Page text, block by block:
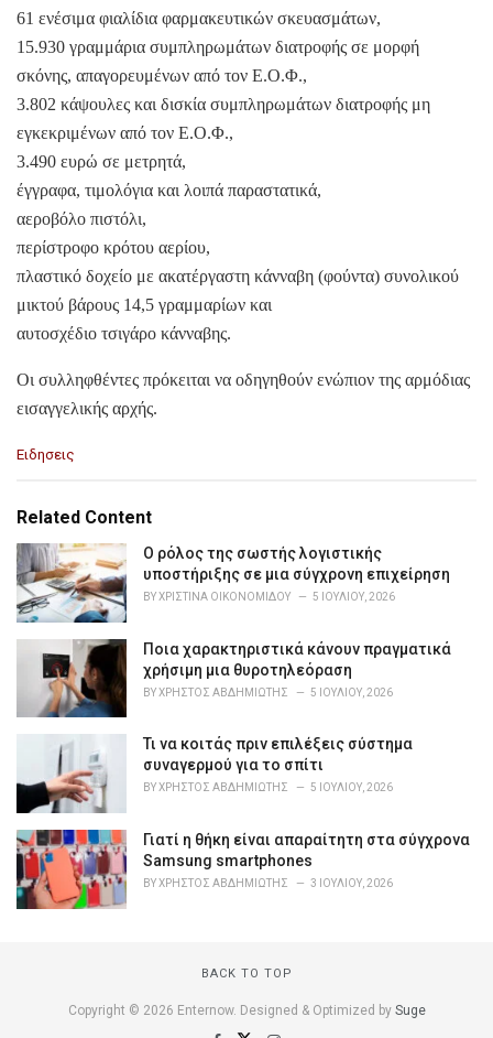
61 ενέσιμα φιαλίδια φαρμακευτικών σκευασμάτων,
15.930 γραμμάρια συμπληρωμάτων διατροφής σε μορφή
σκόνης, απαγορευμένων από τον Ε.Ο.Φ.,
3.802 κάψουλες και δισκία συμπληρωμάτων διατροφής μη
εγκεκριμένων από τον Ε.Ο.Φ.,
3.490 ευρώ σε μετρητά,
έγγραφα, τιμολόγια και λοιπά παραστατικά,
αεροβόλο πιστόλι,
περίστροφο κρότου αερίου,
πλαστικό δοχείο με ακατέργαστη κάνναβη (φούντα) συνολικού
μικτού βάρους 14,5 γραμμαρίων και
αυτοσχέδιο τσιγάρο κάνναβης.
Οι συλληφθέντες πρόκειται να οδηγηθούν ενώπιον της αρμόδιας
εισαγγελικής αρχής.
C
e
o
r
e
Ειδησεις
Related Content
Ο ρόλος της σωστής λογιστικής
υποστήριξης σε μια σύγχρονη επιχείρηση
BYΧΡΙΣΤΊΝΑ ΟΙΚΟΝΟΜΊΔΟΥ 5 ΙΟΥΛΊΟΥ, 2026
Ποια χαρακτηριστικά κάνουν πραγματικά
χρήσιμη μια θυροτηλεόραση
BYΧΡΉΣΤΟΣ ΑΒΔΗΜΙΏΤΗΣ 5 ΙΟΥΛΊΟΥ, 2026
Τι να κοιτάς πριν επιλέξεις σύστημα
συναγερμού για το σπίτι
BYΧΡΉΣΤΟΣ ΑΒΔΗΜΙΏΤΗΣ 5 ΙΟΥΛΊΟΥ, 2026
Γιατί η θήκη είναι απαραίτητη στα σύγχρονα
Samsung smartphones
BYΧΡΉΣΤΟΣ ΑΒΔΗΜΙΏΤΗΣ 3 ΙΟΥΛΊΟΥ, 2026
BACK TO TOP
Copyright © 2026 Enternow. Designed & Optimized by Suge